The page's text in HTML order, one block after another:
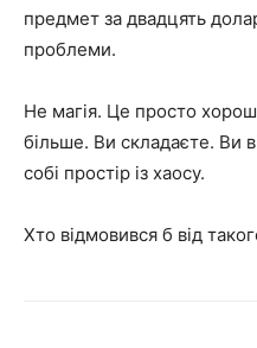
предмет за двадцять
проблеми.
Не магія. Це просто
більше. Ви складаєте. Ви
собі простір із хаосу.
Хто відмовився б від